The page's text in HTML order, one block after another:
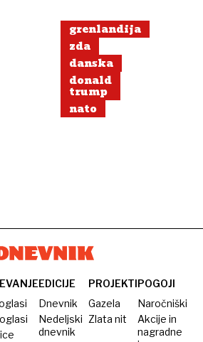
grenlandija
zda
danska
donald
trump
nato
EDICIJE
Dnevnik
Nedeljski
dnevnik
PROJEKTI
Gazela
Zlata nit
POGOJI
Naročniški
Akcije in
nagradne